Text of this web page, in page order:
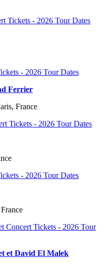
Ferrier
France
et David El Malek